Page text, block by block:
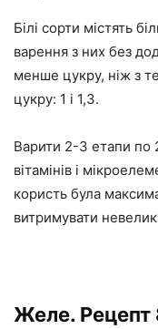
Білі сорти містять
варення з них без
менше цукру, ніж з
цукру: 1 і 1,3.
Варити 2-3 етапи по
вітамінів і
користь була
витримувати
Желе. Рецепт